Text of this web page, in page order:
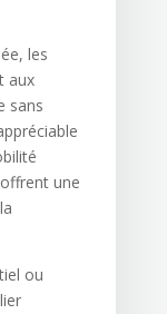
les
aux
sans
une
ou